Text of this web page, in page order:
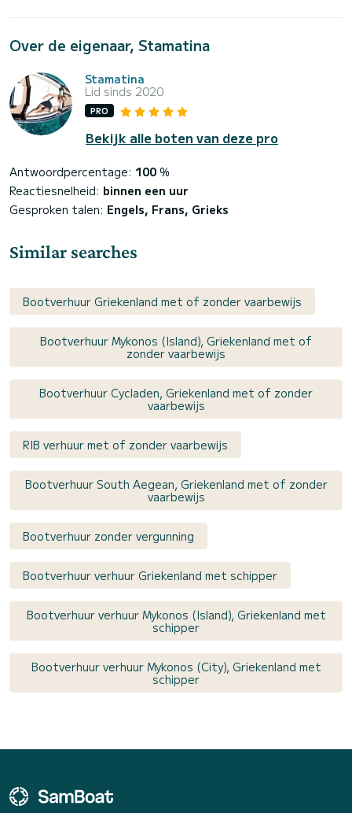
Over de eigenaar, Stamatina
Stamatina
Lid sinds 2020
PRO
Bekijk alle boten van deze pro
Antwoordpercentage: 100 %
Reactiesnelheid: binnen een uur
Gesproken talen: Engels, Frans, Grieks
Similar searches
Bootverhuur Griekenland met of zonder vaarbewijs
Bootverhuur Mykonos (Island), Griekenland met of
zonder vaarbewijs
Bootverhuur Cycladen, Griekenland met of zonder
vaarbewijs
RIB verhuur met of zonder vaarbewijs
Bootverhuur South Aegean, Griekenland met of zonder
vaarbewijs
Bootverhuur zonder vergunning
Bootverhuur verhuur Griekenland met schipper
Bootverhuur verhuur Mykonos (Island), Griekenland met
schipper
Bootverhuur verhuur Mykonos (City), Griekenland met
schipper